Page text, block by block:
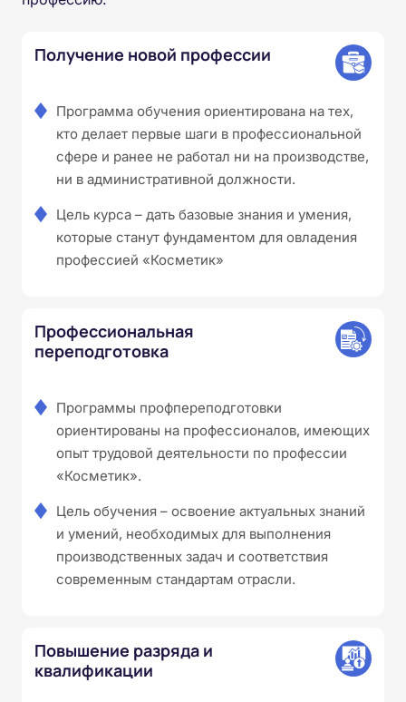
Получение новой профессии
Программа обучения ориентирована на тех,
кто делает первые шаги в профессиональной
сфере и ранее не работал ни на производстве,
ни в административной должности.
Цель курса – дать базовые знания и умения,
которые станут фундаментом для овладения
профессией «Косметик»
Профессиональная
переподготовка
Программы профпереподготовки
ориентированы на профессионалов, имеющих
опыт трудовой деятельности по профессии
«Косметик».
Цель обучения – освоение актуальных знаний
и умений, необходимых для выполнения
производственных задач и соответствия
современным стандартам отрасли.
Повышение разряда и
квалификации